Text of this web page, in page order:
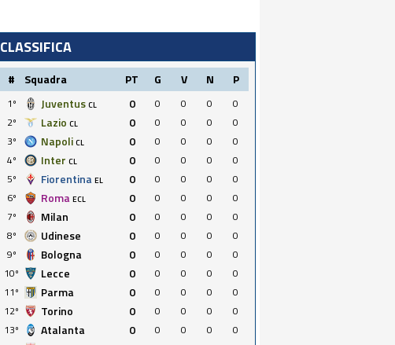
CLASSIFICA
# Squadra PT G V N P
1º Juventus CL 0 0 0 0
0
2º
Lazio CL 0 0 0 0
0
3º
Napoli CL 0 0 0 0
0
4º
Inter CL 0 0 0 0
0
5º
Fiorentina EL 0 0 0 0
0
6º
Roma ECL 0 0 0 0
0
7º
Milan 0 0 0 0
0
8º
Udinese 0 0 0 0
0
9º
Bologna 0 0 0 0
0
10º
Lecce 0 0 0 0
0
11º
Parma 0 0 0 0
0
12º
Torino 0 0 0 0
0
13º
Atalanta 0 0 0 0
0